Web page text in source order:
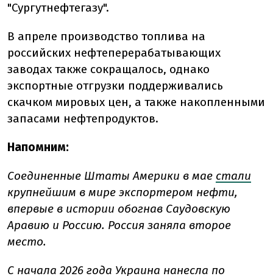
"Сургутнефтегазу".
В апреле производство топлива на
российских нефтеперерабатывающих
заводах также сокращалось, однако
экспортные отгрузки поддерживались
скачком мировых цен, а также накопленными
запасами нефтепродуктов.
Напомним:
Соединенные Штаты Америки в мае стали
крупнейшим в мире экспортером нефти,
впервые в истории обогнав Саудовскую
Аравию и Россию. Россия заняла второе
место.
С начала 2026 года Украина нанесла по